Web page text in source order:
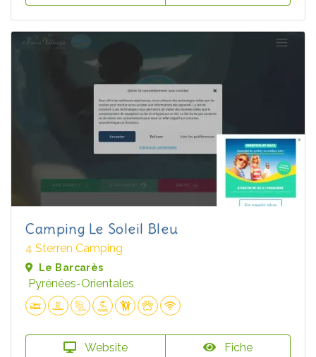
Camping Le Soleil Bleu
4 Sterren Camping
Le Barcarès
Pyrénées-Orientales
Website Fiche